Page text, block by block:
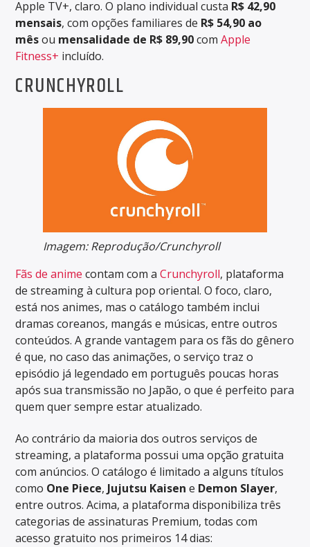
Apple TV+, claro. O plano individual custa R$ 42,90
mensais, com opções familiares de R$ 54,90 ao
mêsou mensalidade de R$ 89,90comApple
Fitness+ incluído.
CRUNCHYROLL
Imagem: Reprodução/Crunchyroll
Fãs de anime contam com aCrunchyroll, plataforma
de streaming à cultura pop oriental. O foco, claro,
está nos animes, mas o catálogo também inclui
dramas coreanos, mangás e músicas, entre outros
conteúdos. A grande vantagem para os fãs do gênero
é que, no caso das animações, o serviço traz o
episódio já legendado em português poucas horas
após sua transmissão no Japão, o que é perfeito para
quem quer sempre estar atualizado.
Ao contrário da maioria dos outros serviços de
streaming, a plataforma possui uma opção gratuita
com anúncios. O catálogo é limitado a alguns títulos
como One Piece,Jujutsu Kaisen e Demon Slayer,
entre outros. Acima, a plataforma disponibiliza três
categorias de assinaturas Premium, todas com
acesso gratuito nos primeiros 14 dias: